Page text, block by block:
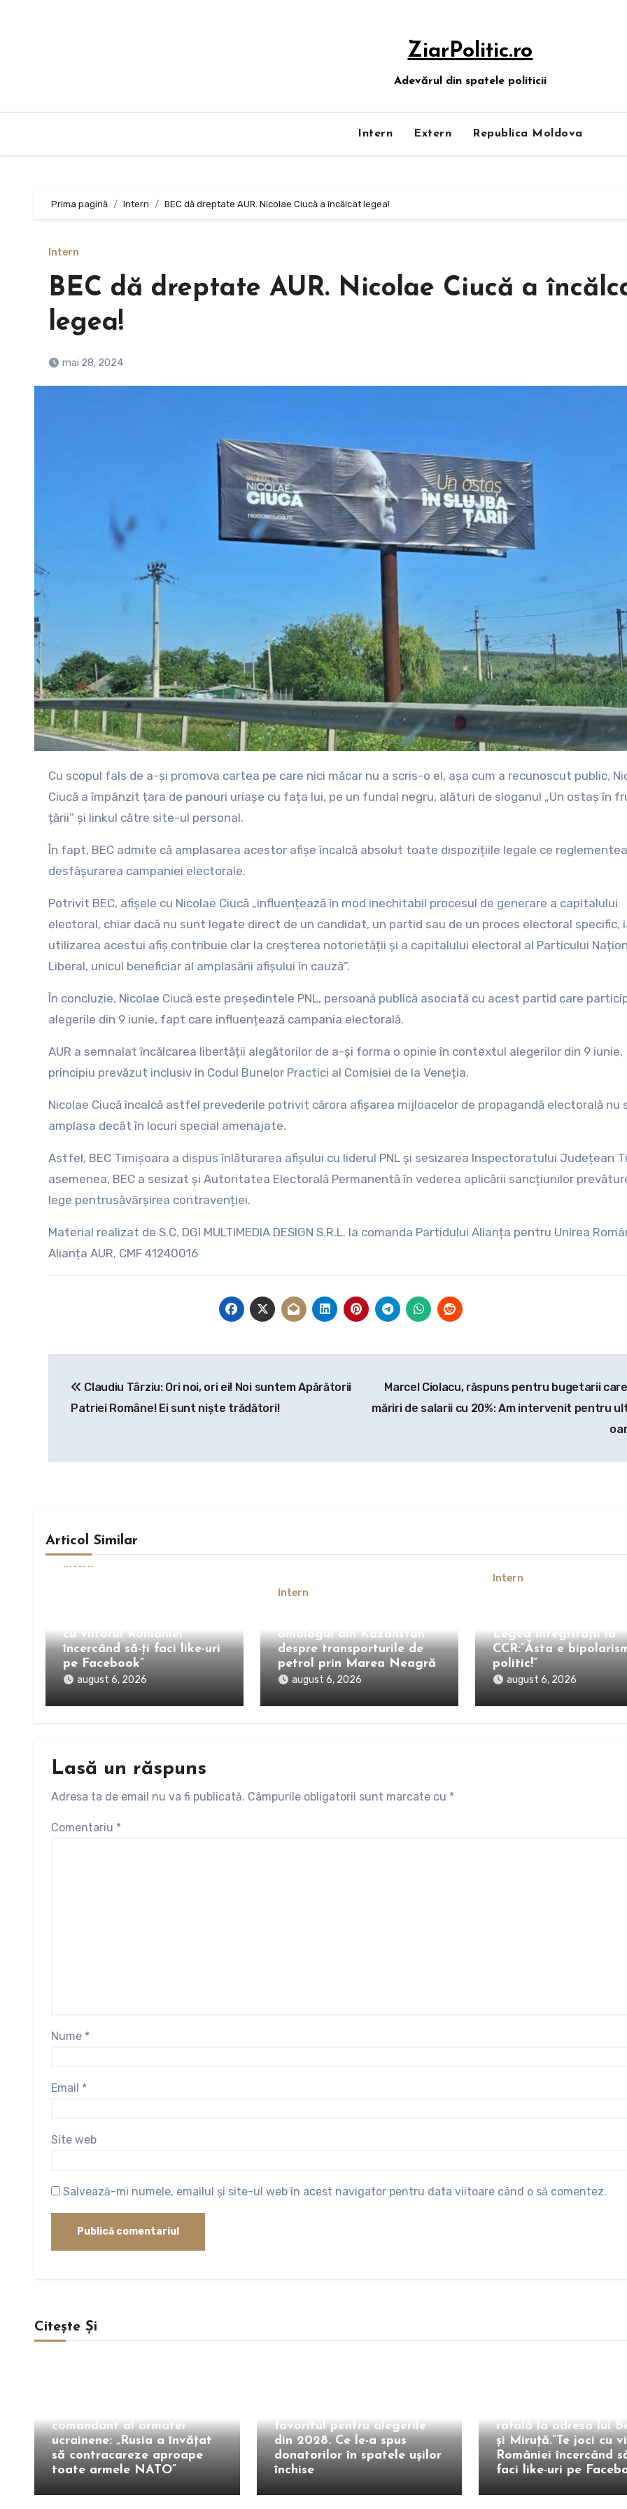
ZiarPolitic.ro
Adevărul din spatele politicii
Intern Extern Republica Moldova
Prima pagină Intern BEC dă dreptate AUR. Nicolae Ciucă a încălcat legea!
Intern
BEC dă dreptate AUR. Nicolae Ciucă a
legea!
mai 28, 2024
Cu scopul fals de a-și promova cartea pe care nici măcar nu a scris-o el, așa cum a recunoscut public, Nicolae
Ciucă a împânzit țara de panouri uriașe cu fața lui, pe un fundal negru, alături de sloganul „Un ostaș în
țării” și linkul către site-ul personal.
În fapt, BEC admite că amplasarea acestor afișe încalcă absolut toate dispozițiile legale ce
desfășurarea campaniei electorale.
Potrivit BEC, afișele cu Nicolae Ciucă „influențează în mod inechitabil procesul de generare a capitalului
electoral, chiar dacă nu sunt legate direct de un candidat, un partid sau de un proces electoral specific,
utilizarea acestui afiș contribuie clar la creșterea notorietății și a capitalului electoral al Particului
Liberal, unicul beneficiar al amplasării afișului în cauză”.
În concluzie, Nicolae Ciucă este președintele PNL, persoană publică asociată cu acest partid care
alegerile din 9 iunie, fapt care influențează campania electorală.
AUR a semnalat încălcarea libertății alegătorilor de a-și forma o opinie în contextul alegerilor din 9 iunie,
principiu prevăzut inclusiv în Codul Bunelor Practici al Comisiei de la Veneția.
Nicolae Ciucă încalcă astfel prevederile potrivit cărora afișarea mijloacelor de propagandă electorală nu
amplasa decât în locuri special amenajate.
Astfel, BEC Timișoara a dispus înlăturarea afișului cu liderul PNL și sesizarea Inspectoratului Județean
asemenea, BEC a sesizat și Autoritatea Electorală Permanentă în vederea aplicării sancțiunilor
lege pentrusăvârșirea contravenției.
Material realizat de S.C. DGI MULTIMEDIA DESIGN S.R.L. la comanda Partidului Alianța pentru Unirea
Alianța AUR, CMF 41240016
Claudiu Târziu: Ori noi, ori ei! Noi suntem Apărătorii
Patriei Române! Ei sunt niște trădători!
Marcel Ciolacu, răspuns pentru bugetarii
măriri de salarii cu 20%: Am intervenit pentru
Articol Similar
Intern
cu viitorul României
încercând să-ți faci like-uri
pe Facebook”
august 6, 2026
Intern
omologul din Kazahstan
despre transporturile de
petrol prin Marea Neagră
august 6, 2026
Intern
Legea integrității la
CCR:”Ăsta e
politic!”
august 6, 2026
Lasă un răspuns
Adresa ta de email nu va fi publicată. Câmpurile obligatorii sunt marcate cu *
Comentariu *
Nume *
Email *
Site web
Salvează-mi numele, emailul și site-ul web în acest navigator pentru data viitoare când o să comentez.
Citește Și
comandant al armatei
ucrainene: „Rusia a învățat
să contracareze aproape
toate armele NATO”
favoritul pentru alegerile
din 2028. Ce le-a spus
donatorilor în spatele ușilor
închise
rafală la adresa lui
și Miruță.”Te joci cu
României încercând
faci like-uri pe